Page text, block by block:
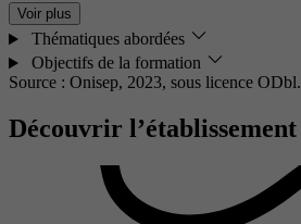
Voir plus
Thématiques abordées
Objectifs de la formation
Source : Onisep, 2023, sous licence ODbl.
Découvrir l’établissement